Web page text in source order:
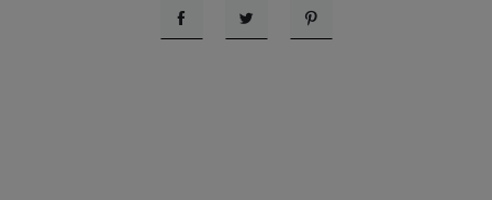
UdostępnijTweetujPinterest